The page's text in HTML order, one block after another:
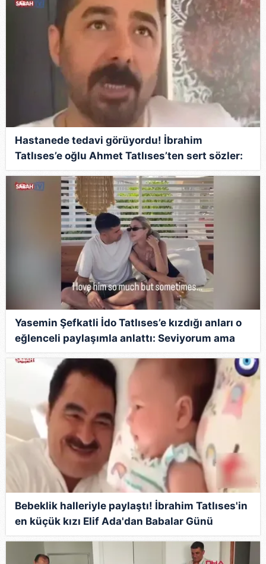
Hastanede tedavi görüyordu! İbrahim
Tatlıses’e oğlu Ahmet Tatlıses’ten sert sözler:
Düşenin dostu bir yere kadar!
Yasemin Şefkatli İdo Tatlıses’e kızdığı anları o
eğlenceli paylaşımla anlattı: Seviyorum ama
bazen…
Bebeklik halleriyle paylaştı! İbrahim Tatlıses'in
en küçük kızı Elif Ada'dan Babalar Günü
paylaşımı: "Baba çınar gibidir..."